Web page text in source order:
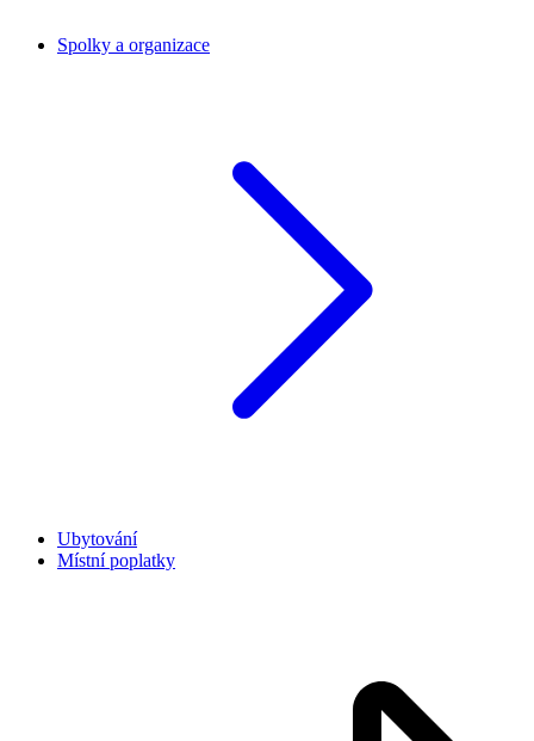
Spolky a organizace
Ubytování
Místní poplatky